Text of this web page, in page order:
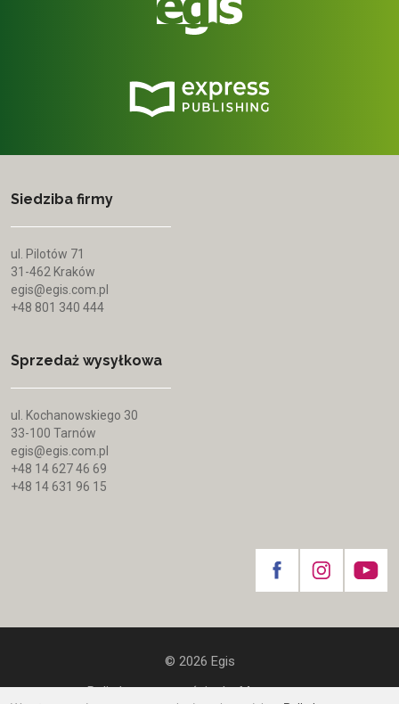
Siedziba firmy
ul. Pilotów 71
31-462 Kraków
egis@egis.com.pl
+48 801 340 444
Sprzedaż wysyłkowa
ul. Kochanowskiego 30
33-100 Tarnów
egis@egis.com.pl
+48 14 627 46 69
+48 14 631 96 15
© 2026 Egis
Polityka prywatności
| Mapa strony